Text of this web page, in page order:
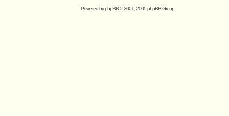
Powered byphpBB© 2001, 2005 phpBB Group